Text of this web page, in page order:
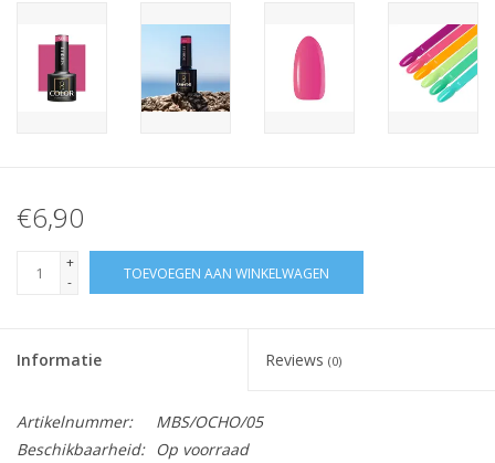
Hema free line/Hypoallergenic
Nail Mist
€6,90
+
-
TOEVOEGEN AAN WINKELWAGEN
Informatie Reviews (0)
Artikelnummer:
MBS/OCHO/05
Beschikbaarheid:
Op voorraad